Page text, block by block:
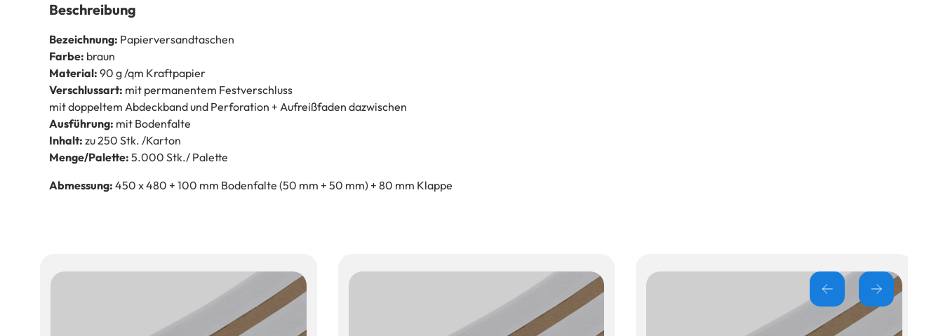
Beschreibung
Bezeichnung: Papierversandtaschen
Farbe: braun
Material: 90 g /qm Kraftpapier
Verschlussart: mit permanentem Festverschluss
mit doppeltem Abdeckband und Perforation + Aufreißfaden dazwischen
Ausführung: mit Bodenfalte
Inhalt: zu 250 Stk. /Karton
Menge/Palette: 5.000 Stk./ Palette
Abmessung: 450 x 480 + 100 mm Bodenfalte (50 mm + 50 mm) + 80 mm Klappe